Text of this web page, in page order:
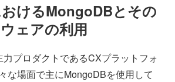
けるMongoDBとその
ェアの利用
プロダクトであるCXプラットフォ
な場面で主にMongoDBを使用して